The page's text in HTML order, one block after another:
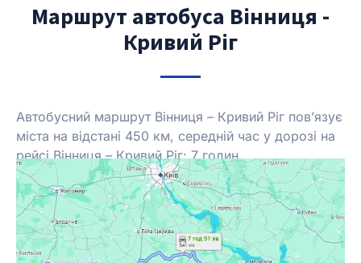
Маршрут автобуса Вінниця -
Кривий Ріг
Автобусний маршрут Вінниця – Кривий Ріг пов’язує
міста на відстані 450 км, середній час у дорозі на
рейсі Вінниця – Кривий Ріг: 7 годин.